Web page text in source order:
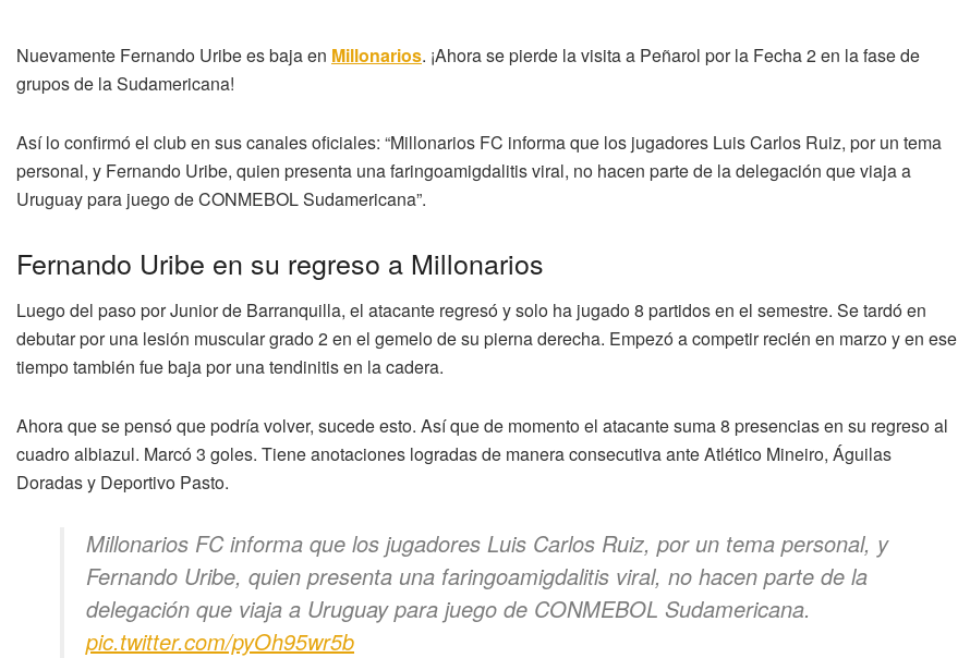
Nuevamente Fernando Uribe es baja en Millonarios. ¡Ahora se pierde la visita a Peñarol por la Fecha 2 en la fase de
grupos de la Sudamericana!
Así lo confirmó el club en sus canales oficiales: “Millonarios FC informa que los jugadores Luis Carlos Ruiz, por un tema
personal, y Fernando Uribe, quien presenta una faringoamigdalitis viral, no hacen parte de la delegación que viaja a
Uruguay para juego de CONMEBOL Sudamericana”.
Fernando Uribe en su regreso a Millonarios
Luego del paso por Junior de Barranquilla, el atacante regresó y solo ha jugado 8 partidos en el semestre. Se tardó en
debutar por una lesión muscular grado 2 en el gemelo de su pierna derecha. Empezó a competir recién en marzo y en ese
tiempo también fue baja por una tendinitis en la cadera.
Ahora que se pensó que podría volver, sucede esto. Así que de momento el atacante suma 8 presencias en su regreso al
cuadro albiazul. Marcó 3 goles. Tiene anotaciones logradas de manera consecutiva ante Atlético Mineiro, Águilas
Doradas y Deportivo Pasto.
Millonarios FC informa que los jugadores Luis Carlos Ruiz, por un tema personal, y
Fernando Uribe, quien presenta una faringoamigdalitis viral, no hacen parte de la
delegación que viaja a Uruguay para juego de CONMEBOL Sudamericana.
pic.twitter.com/pyOh95wr5b